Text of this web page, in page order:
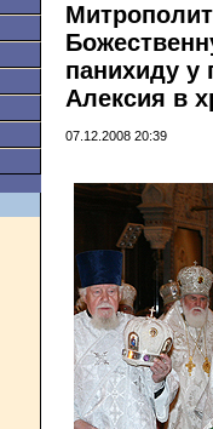
панихиду у
Алексия в
07.12.2008 20:39